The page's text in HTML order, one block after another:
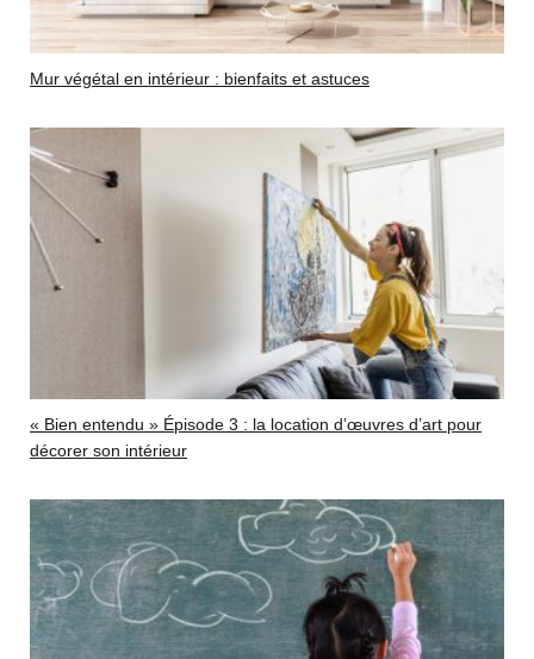
Mur végétal en intérieur : bienfaits et astuces
« Bien entendu » Épisode 3 : la location d’œuvres d’art pour
décorer son intérieur